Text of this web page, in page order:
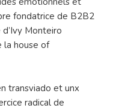
fondatrice de B2B2
Monteiro
la house of
transviado et unx
radical de